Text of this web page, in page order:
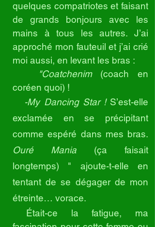
quelques compatriotes et faisant
de grands bonjours avec les
mains à tous les autres. J’ai
approché mon fauteuil et j’ai crié
moi aussi, en levant les bras :
"Coatchenim (coach en
coréen quoi) !
-My Dancing Star ! S’est-elle
exclamée en se précipitant
comme espéré dans mes bras.
Ouré Mania (ça faisait
longtemps) " ajoute-t-elle en
tentant de se dégager de mon
étreinte… vorace.
Était-ce la fatigue, ma